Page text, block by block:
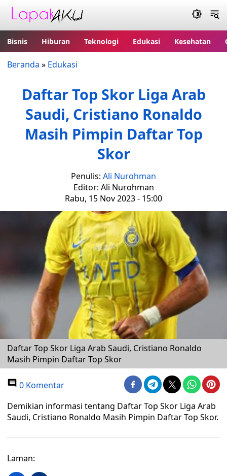
Bisnis Hiburan Teknologi Edukasi Kesehatan
Beranda » Edukasi
Daftar Top Skor Liga Arab
Saudi, Cristiano Ronaldo
Masih Pimpin Daftar Top
Skor
Penulis: Ali Nurohman
Editor: Ali Nurohman
Rabu, 15 Nov 2023 - 15:00
Daftar Top Skor Liga Arab Saudi, Cristiano Ronaldo
Masih Pimpin Daftar Top Skor
0 Komentar
Demikian informasi tentang Daftar Top Skor Liga Arab
Saudi, Cristiano Ronaldo Masih Pimpin Daftar Top Skor.
Laman: